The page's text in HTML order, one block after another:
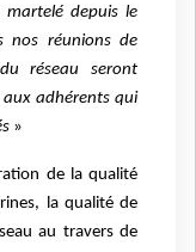
martelé depuis le
nos réunions de
réseau seront
adhérents qui
»
de la qualité
la qualité de
au travers de